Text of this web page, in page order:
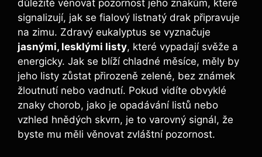
důležité věnovat pozornost jeho znakům, které
signalizují, jak se fialový listnatý drak připravuje
na zimu. Zdravý eukalyptus se vyznačuje
jasnými, lesklými listy, které vypadají svěže a
energicky. Jak se blíží chladné měsíce, měly by
jeho listy zůstat přirozeně zelené, bez známek
žloutnutí nebo vadnutí. Pokud vidíte obvyklé
znaky chorob, jako je opadávání listů nebo
vzhled hnědých skvrn, je to varovný signál, že
byste mu měli věnovat zvláštní pozornost.